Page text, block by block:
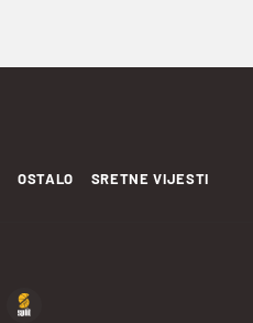
OSTALO SRETNE VIJESTI